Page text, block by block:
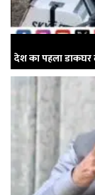
देश का पहला डाकघर